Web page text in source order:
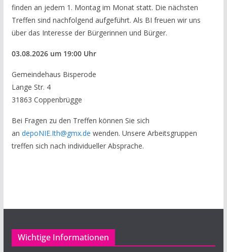
finden an jedem 1. Montag im Monat statt. Die nächsten
Treffen sind nachfolgend aufgeführt. Als BI freuen wir uns
über das Interesse der Bürgerinnen und Bürger.
03.08.2026um 19:00 Uhr
Gemeindehaus Bisperode
Lange Str. 4
31863 Coppenbrügge
Bei Fragen zu den Treffen können Sie sich
an depoNIE.Ith@gmx.de wenden. Unsere Arbeitsgruppen
treffen sich nach individueller Absprache.
Wichtige Informationen